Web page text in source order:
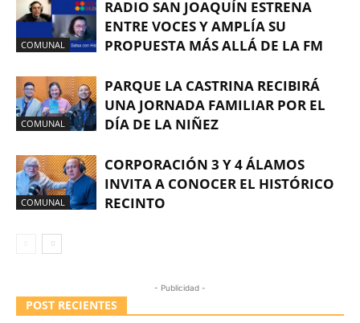
COMUNAL
RADIO SAN JOAQUÍN ESTRENA
ENTRE VOCES Y AMPLÍA SU
PROPUESTA MÁS ALLÁ DE LA FM
COMUNAL
PARQUE LA CASTRINA RECIBIRÁ
UNA JORNADA FAMILIAR POR EL
DÍA DE LA NIÑEZ
COMUNAL
CORPORACIÓN 3 Y 4 ÁLAMOS
INVITA A CONOCER EL HISTÓRICO
RECINTO
- Publicidad -
POST RECIENTES